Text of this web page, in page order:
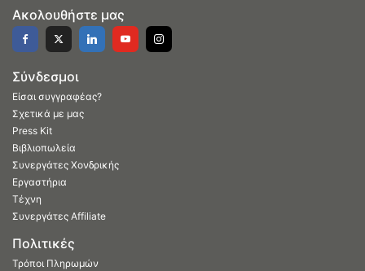
Ακολουθήστε μας
Σύνδεσμοι
Είσαι συγγραφέας?
Σχετικά με μας
Press Kit
Βιβλιοπωλεία
Συνεργάτες Χονδρικής
Εργαστήρια
Τέχνη
Συνεργάτες Affiliate
Πολιτικές
Τρόποι Πληρωμών